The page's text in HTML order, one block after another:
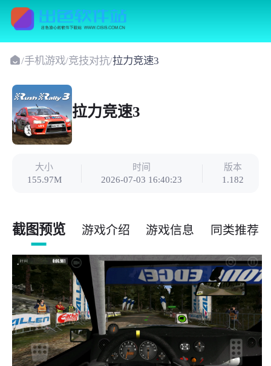
/手机游戏/竞技对抗/拉力竞速3
拉力竞速3
大小
155.97M
时间
2026-07-03 16:40:23
版本
1.182
截图预览 游戏介绍 游戏信息 同类推荐